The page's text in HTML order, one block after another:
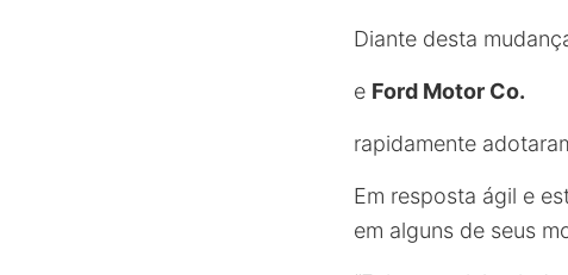
Diante desta
e Ford Motor Co.
rapidamente
Em resposta ágil e
em alguns de seus